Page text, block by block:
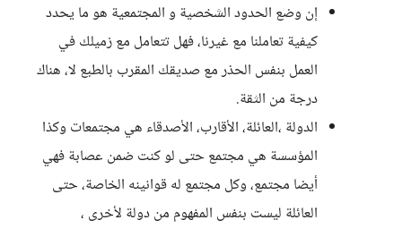
إن وضع الحدود الشخصية و المجتمعية هو ما يحدد
كيفية تعاملنا مع غيرنا، فهل تتعامل مع زميلك في
العمل بنفس الحذر مع صديقك المقرب بالطبع لا، هناك
درجة من الثقة.
الدولة ،العائلة، الأقارب، الأصدقاء هي مجتمعات وكذا
المؤسسة هي مجتمع حتى لو كنت ضمن عصابة فهي
أيضا مجتمع، وكل مجتمع له قوانينه الخاصة، حتى
العائلة ليست بنفس المفهوم من دولة لأخرى ،